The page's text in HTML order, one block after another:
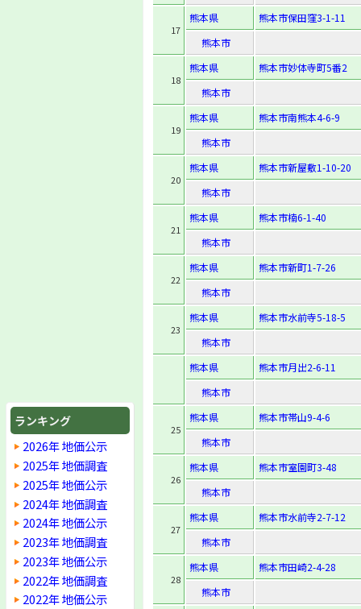
ランキング
2026年 地価公示
2025年 地価調査
2025年 地価公示
2024年 地価調査
2024年 地価公示
2023年 地価調査
2023年 地価公示
2022年 地価調査
2022年 地価公示
17
熊本県
熊本市保田窪3-1-11
熊本市
18
熊本県
熊本市妙体寺町5番2
熊本市
19
熊本県
熊本市南熊本4-6-9
熊本市
20
熊本県
熊本市新屋敷1-10-20
熊本市
21
熊本県
熊本市楠6-1-40
熊本市
22
熊本県
熊本市新町1-7-26
熊本市
23
熊本県
熊本市水前寺5-18-5
熊本市
熊本県
熊本市月出2-6-11
熊本市
25
熊本県
熊本市帯山9-4-6
熊本市
26
熊本県
熊本市室園町3-48
熊本市
27
熊本県
熊本市水前寺2-7-12
熊本市
28
熊本県
熊本市田崎2-4-28
熊本市